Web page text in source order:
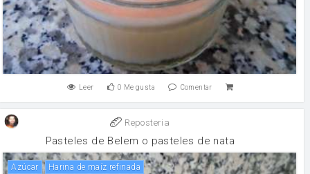
Leer 0 Me gusta Comentar
Reposteria
Pasteles de Belem o pasteles de nata
Azúcar Harina de maíz refinada